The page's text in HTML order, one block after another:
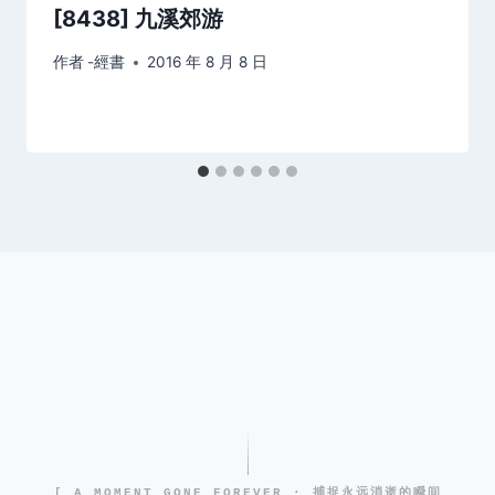
[8438] 九溪郊游
作者 -經書 2016 年 8 月 8 日